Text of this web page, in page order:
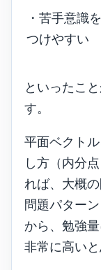
・苦手意識
つけやすい
といったこ
す。
平面ベクト
し方（内分
れば、大概の
問題パター
から、勉強
非常に高いと